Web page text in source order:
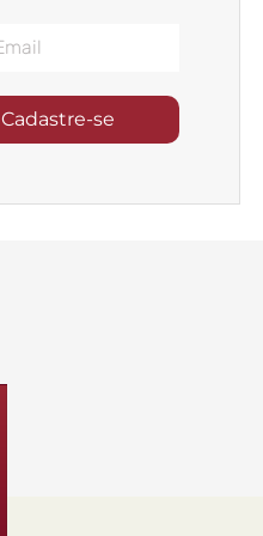
Cadastre-se